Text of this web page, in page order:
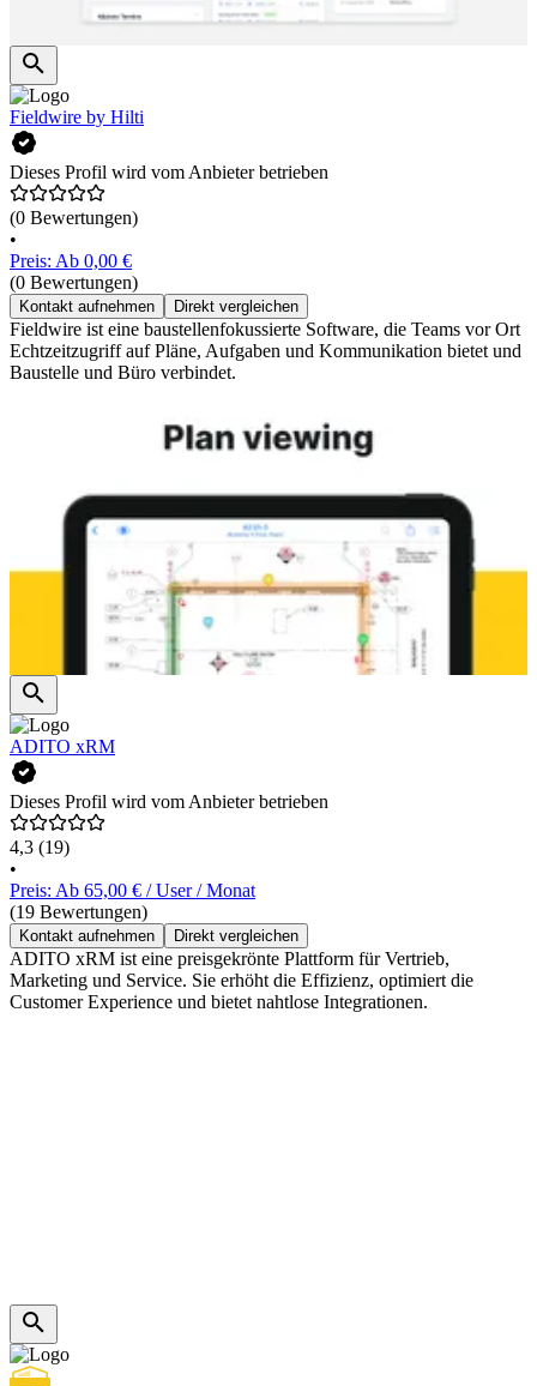
Fieldwire by Hilti
Dieses Profil wird vom Anbieter betrieben
(0 Bewertungen)
•
Preis: Ab 0,00 €
(0 Bewertungen)
Kontakt aufnehmen Direkt vergleichen
Fieldwire ist eine baustellenfokussierte Software, die Teams vor Ort
Echtzeitzugriff auf Pläne, Aufgaben und Kommunikation bietet und
Baustelle und Büro verbindet.
ADITO xRM
Dieses Profil wird vom Anbieter betrieben
4,3 (19)
•
Preis: Ab 65,00 € / User / Monat
(19 Bewertungen)
Kontakt aufnehmen Direkt vergleichen
ADITO xRM ist eine preisgekrönte Plattform für Vertrieb,
Marketing und Service. Sie erhöht die Effizienz, optimiert die
Customer Experience und bietet nahtlose Integrationen.